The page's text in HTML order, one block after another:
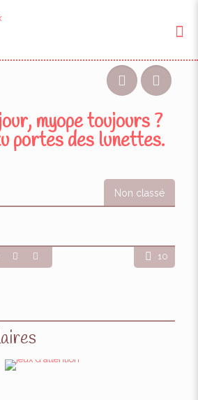
myope toujours ?
portes des lunettes.
Non classé
10